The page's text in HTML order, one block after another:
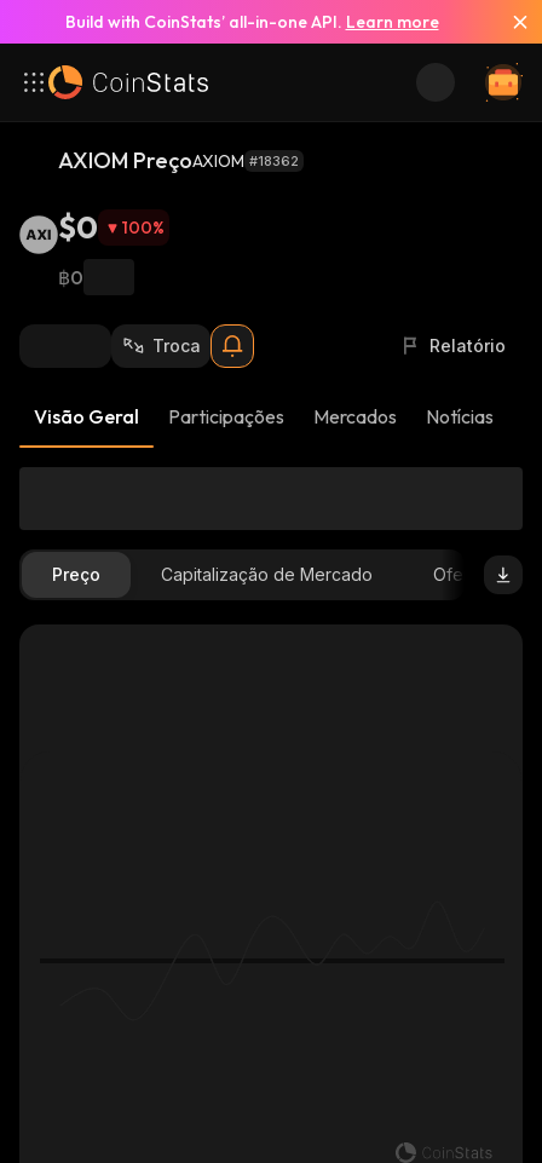
Build with CoinStats’ all-in-one API. Learn more
AXIOM PreçoAXIOM #18362
$0 100%
฿0
Troca Relatório
Visão Geral Participações Mercados Notícias
Preço Capitalização de Mercado Oferta